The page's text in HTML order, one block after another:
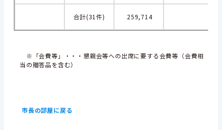
合計(31件) 259,714
※「会費等」・・・懇親会等への出席に要する会費等（会費相
当の贈答品を含む）
市長の部屋に戻る